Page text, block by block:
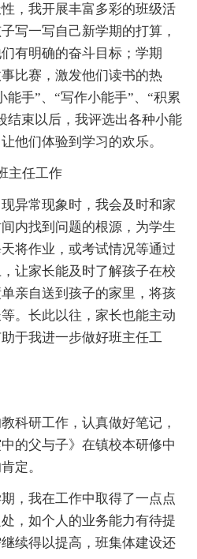
我开展丰富多彩的班级活
写一写自己新学期的打算，
有明确的奋斗目标；学期
比赛，激发他们读书的热
能手”、“写作小能手”、“积累
结束以后，我评选出各种小能
他们体验到学习的欢乐。
任工作
常现象时，我会及时和家
内找到问题的根源，为学生
将作业，或考试情况等通过
让家长能及时了解孩子在校
亲自送到孩子的家里，将孩
。长此以往，家长也能主动
于我进一步做好班主任工
研工作，认真做好笔记，
的父与子》在镇校本研修中
定。
我在工作中取得了一点点
，如个人的业务能力有待提
续得以提高，班集体建设还